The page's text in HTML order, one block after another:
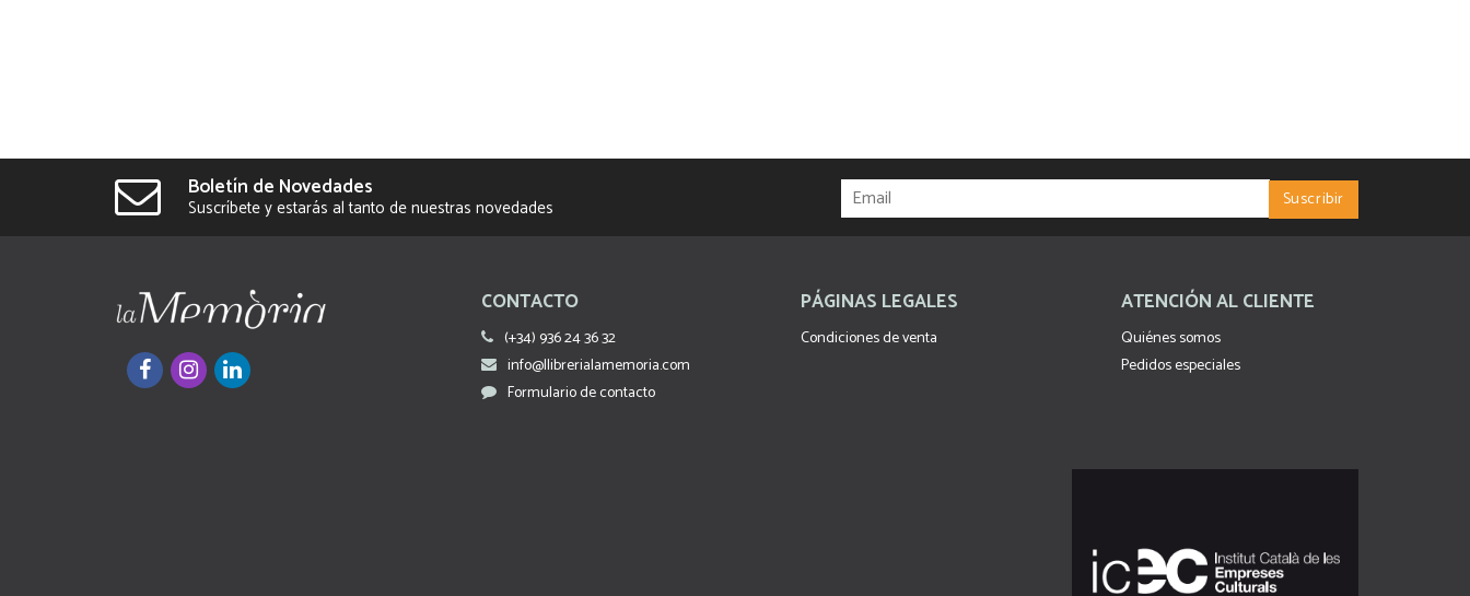
Boletín de Novedades
Suscríbete y estarás al tanto de nuestras novedades
CONTACTO
(+34) 936 24 36 32
info@llibrerialamemoria.com
Formulario de contacto
PÁGINAS LEGALES
Condiciones de venta
ATENCIÓN AL CLIENTE
Quiénes somos
Pedidos especiales